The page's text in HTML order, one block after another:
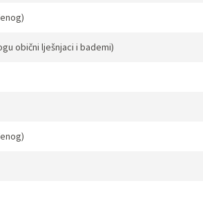
obični lješnjaci i bademi)